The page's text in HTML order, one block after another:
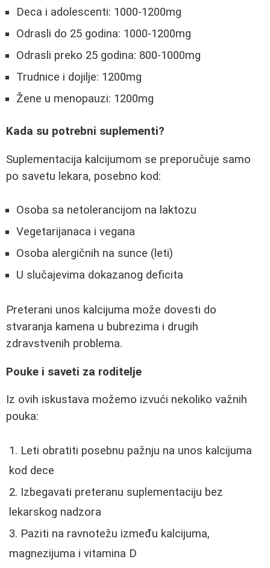
Deca i adolescenti: 1000-1200mg
Odrasli do 25 godina: 1000-1200mg
Odrasli preko 25 godina: 800-1000mg
Trudnice i dojilje: 1200mg
Žene u menopauzi: 1200mg
Kada su potrebni suplementi?
Suplementacija kalcijumom se preporučuje samo
po savetu lekara, posebno kod:
Osoba sa netolerancijom na laktozu
Vegetarijanaca i vegana
Osoba alergičnih na sunce (leti)
U slučajevima dokazanog deficita
Preterani unos kalcijuma može dovesti do
stvaranja kamena u bubrezima i drugih
zdravstvenih problema.
Pouke i saveti za roditelje
Iz ovih iskustava možemo izvući nekoliko važnih
pouka:
Leti obratiti posebnu pažnju na unos kalcijuma
kod dece
Izbegavati preteranu suplementaciju bez
lekarskog nadzora
Paziti na ravnotežu između kalcijuma,
magnezijuma i vitamina D